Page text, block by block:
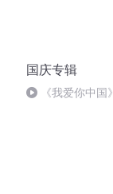
国庆专辑
《我爱你中国》